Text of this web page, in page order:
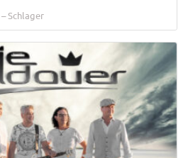
Schlager